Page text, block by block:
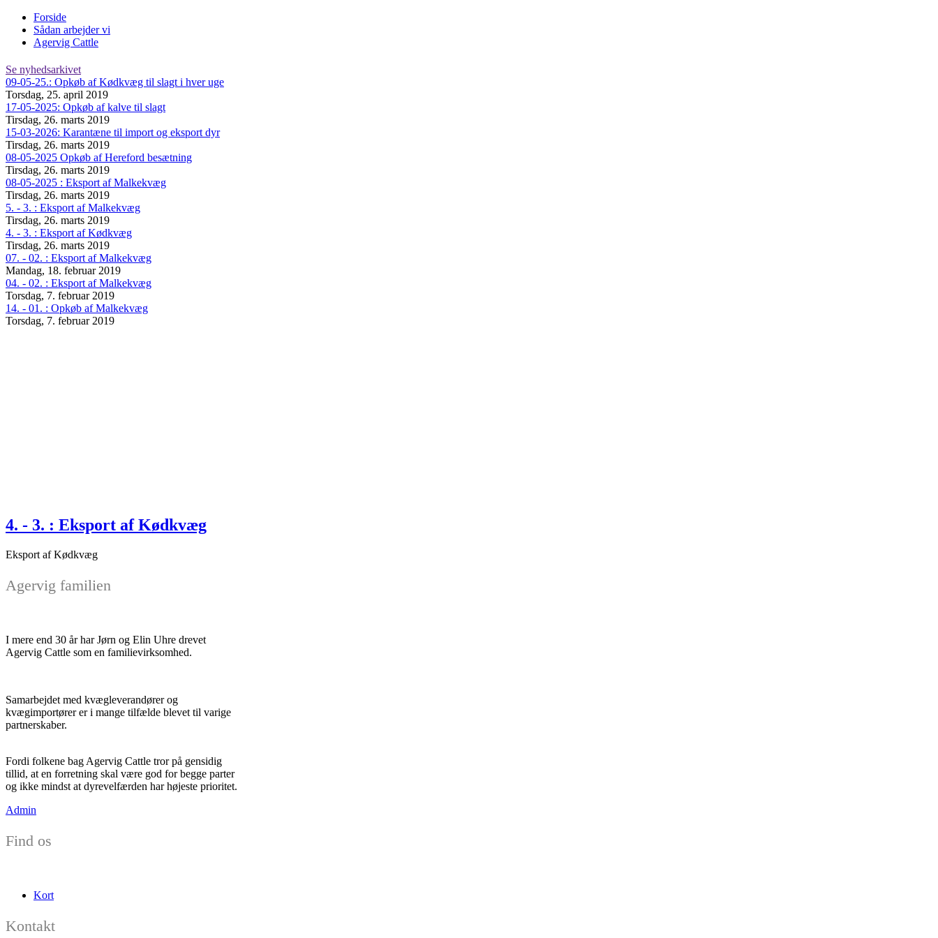
Forside
Sådan arbejder vi
Agervig Cattle
Se nyhedsarkivet
09-05-25.: Opkøb af Kødkvæg til slagt i hver uge
Torsdag, 25. april 2019
17-05-2025: Opkøb af kalve til slagt
Tirsdag, 26. marts 2019
15-03-2026: Karantæne til import og eksport dyr
Tirsdag, 26. marts 2019
08-05-2025 Opkøb af Hereford besætning
Tirsdag, 26. marts 2019
08-05-2025 : Eksport af Malkekvæg
Tirsdag, 26. marts 2019
5. - 3. : Eksport af Malkekvæg
Tirsdag, 26. marts 2019
4. - 3. : Eksport af Kødkvæg
Tirsdag, 26. marts 2019
07. - 02. : Eksport af Malkekvæg
Mandag, 18. februar 2019
04. - 02. : Eksport af Malkekvæg
Torsdag, 7. februar 2019
14. - 01. : Opkøb af Malkekvæg
Torsdag, 7. februar 2019
4. - 3. : Eksport af Kødkvæg
Eksport af Kødkvæg
Agervig familien
I mere end 30 år har Jørn og Elin Uhre drevet
Agervig Cattle som en familievirksomhed.
Samarbejdet med kvægleverandører og
kvægimportører er i mange tilfælde blevet til varige
partnerskaber.
Fordi folkene bag Agervig Cattle tror på gensidig
tillid, at en forretning skal være god for begge parter
og ikke mindst at dyrevelfærden har højeste prioritet.
Admin
Find os
Kort
Kontakt